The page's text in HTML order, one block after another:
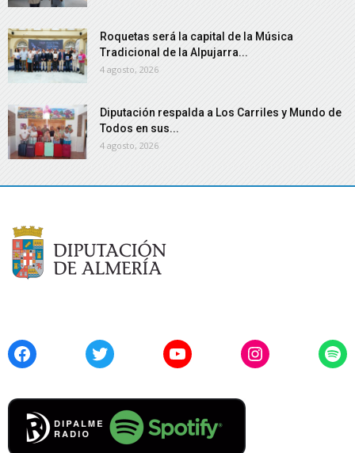
Roquetas será la capital de la Música
Tradicional de la Alpujarra...
4 agosto, 2026
Diputación respalda a Los Carriles y Mundo de
Todos en sus...
4 agosto, 2026
FacebookTwitter YouTubeInstagram